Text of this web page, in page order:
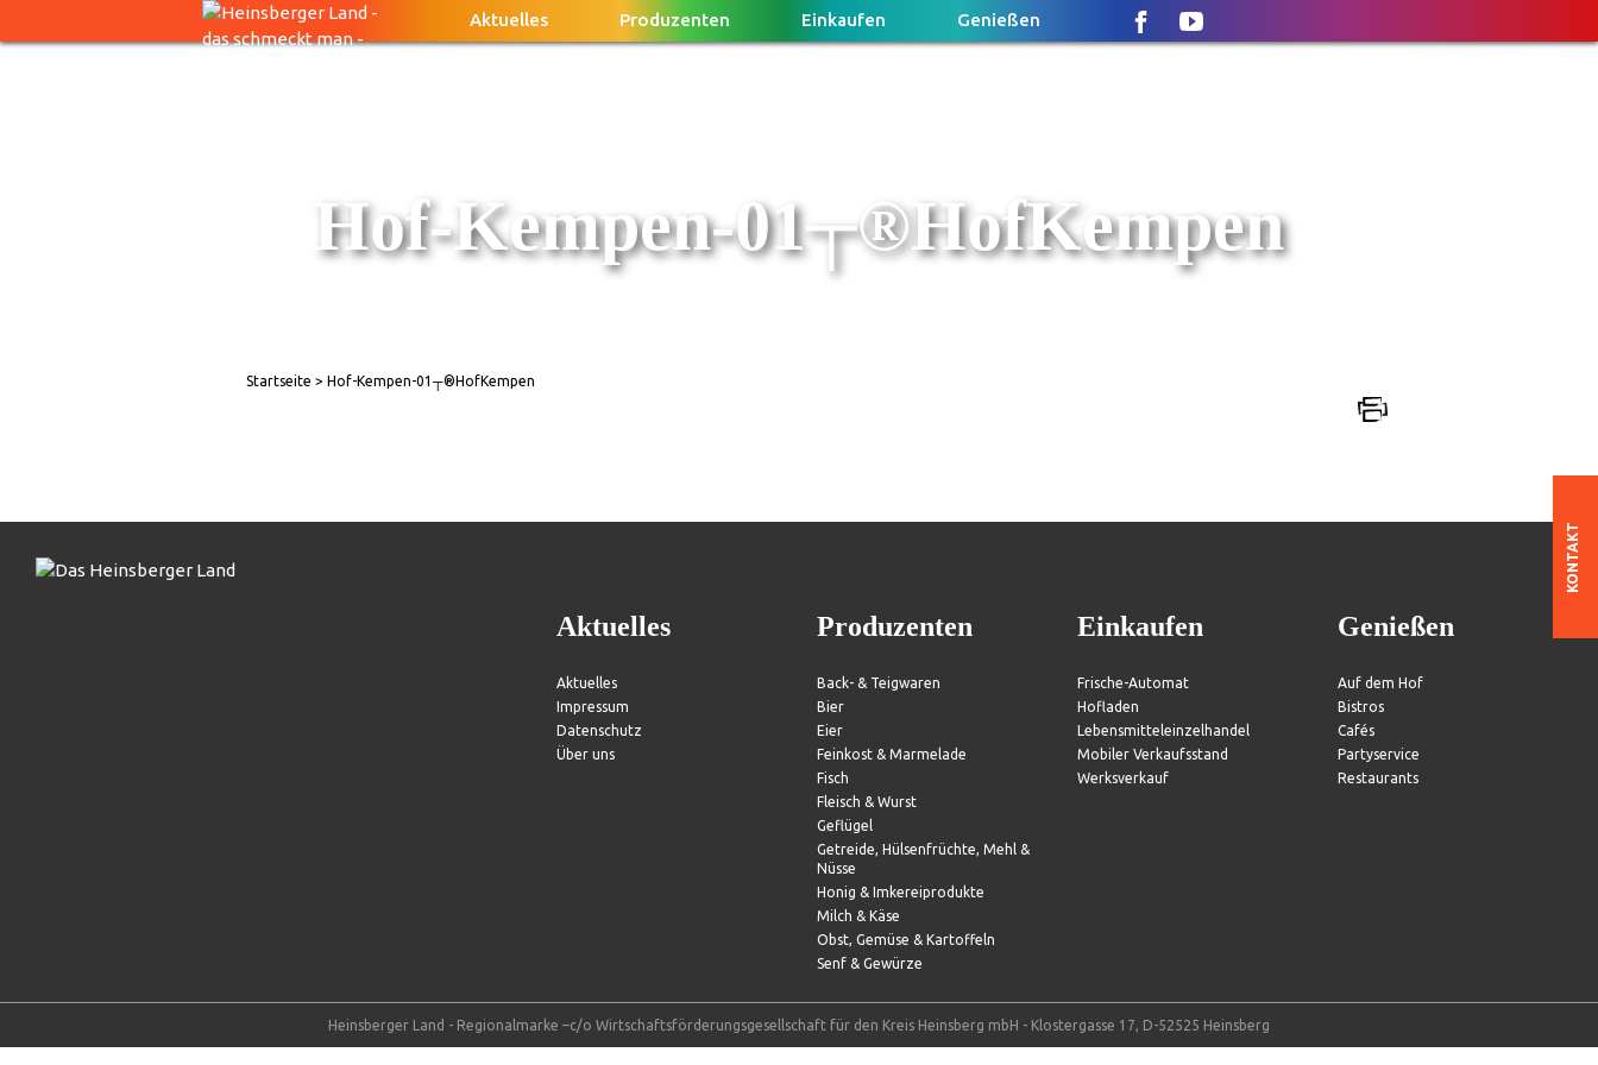
Aktuelles Produzenten Einkaufen Genießen
KONTAKT
Hof-Kempen-01┬®HofKempen
Startseite > Hof-Kempen-01┬®HofKempen
Aktuelles
Aktuelles
Impressum
Datenschutz
Über uns
Produzenten
Back- & Teigwaren
Bier
Eier
Feinkost & Marmelade
Fisch
Fleisch & Wurst
Geflügel
Getreide, Hülsenfrüchte, Mehl &
Nüsse
Honig & Imkereiprodukte
Milch & Käse
Obst, Gemüse & Kartoffeln
Senf & Gewürze
Einkaufen
Frische-Automat
Hofladen
Lebensmitteleinzelhandel
Mobiler Verkaufsstand
Werksverkauf
Genießen
Auf dem Hof
Bistros
Cafés
Partyservice
Restaurants
Heinsberger Land - Regionalmarke –c/o Wirtschaftsförderungsgesellschaft für den Kreis Heinsberg mbH - Klostergasse 17, D-52525 Heinsberg